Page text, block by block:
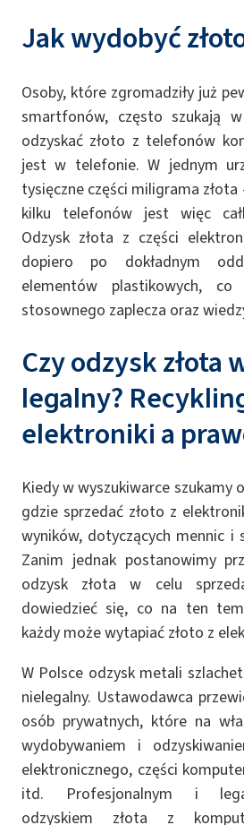
Jak wydobyć
Osoby, które zgromadziły już
smartfonów, często szukają
odzyskać złoto z telefonów
jest w telefonie. W jednym
tysięczne części miligrama
kilku telefonów jest więc
Odzysk złota z części
dopiero po dokładnym
elementów plastikowych, co
stosownego zaplecza oraz
Czy odzysk złota
legalny?
elektroniki a
Kiedy w wyszukiwarce szukamy
gdzie sprzedać złoto z
wyników, dotyczących mennic i
Zanim jednak postanowimy
odzysk złota w celu
dowiedzieć się, co na ten
każdy może wytapiać złoto z
W Polsce odzysk metali
nielegalny. Ustawodawca
osób prywatnych, które na
wydobywaniem i
elektronicznego, części
itd. Profesjonalnym i
odzyskiem złota z